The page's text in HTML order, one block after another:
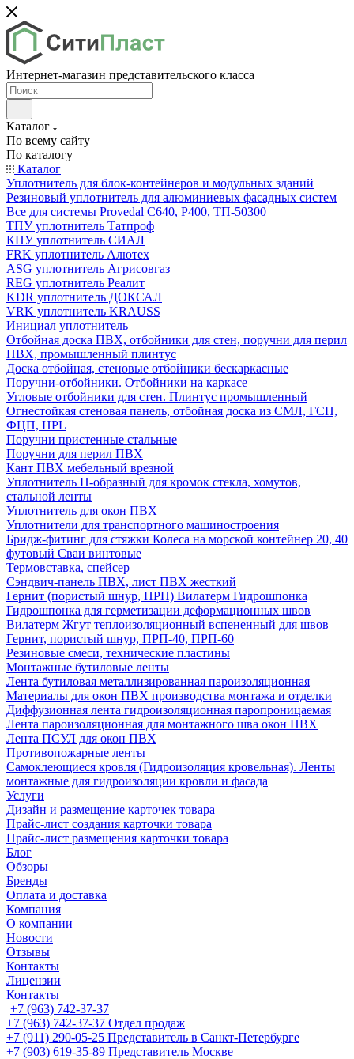
Интернет-магазин представительского класса
Каталог
По всему сайту
По каталогу
Каталог
Уплотнитель для блок-контейнеров и модульных зданий
Резиновый уплотнитель для алюминиевых фасадных систем
Все для системы Provedal С640, Р400, ТП-50300
ТПУ уплотнитель Татпроф
КПУ уплотнитель СИАЛ
FRK уплотнитель Алютех
ASG уплотнитель Агрисовгаз
REG уплотнитель Реалит
KDR уплотнитель ДОКСАЛ
VRK уплотнитель KRAUSS
Инициал уплотнитель
Отбойная доска ПВХ, отбойники для стен, поручни для перил
ПВХ, промышленный плинтус
Доска отбойная, стеновые отбойники бескаркасные
Поручни-отбойники. Отбойники на каркасе
Угловые отбойники для стен. Плинтус промышленный
Огнестойкая стеновая панель, отбойная доска из СМЛ, ГСП,
ФЦП, HPL
Поручни пристенные стальные
Поручни для перил ПВХ
Кант ПВХ мебельный врезной
Уплотнитель П-образный для кромок стекла, хомутов,
стальной ленты
Уплотнитель для окон ПВХ
Уплотнители для транспортного машиностроения
Бридж-фитинг для стяжки Колеса на морской контейнер 20, 40
футовый Сваи винтовые
Термовставка, спейсер
Сэндвич-панель ПВХ, лист ПВХ жесткий
Гернит (пористый шнур, ПРП) Вилатерм Гидрошпонка
Гидрошпонка для герметизации деформационных швов
Вилатерм Жгут теплоизоляционный вспененный для швов
Гернит, пористый шнур, ПРП-40, ПРП-60
Резиновые смеси, технические пластины
Монтажные бутиловые ленты
Лента бутиловая металлизированная пароизоляционная
Материалы для окон ПВХ производства монтажа и отделки
Диффузионная лента гидроизоляционная паропроницаемая
Лента пароизоляционная для монтажного шва окон ПВХ
Лента ПСУЛ для окон ПВХ
Противопожарные ленты
Самоклеющиеся кровля (Гидроизоляция кровельная). Ленты
монтажные для гидроизоляции кровли и фасада
Услуги
Дизайн и размещение карточек товара
Прайс-лист создания карточки товара
Прайс-лист размещения карточки товара
Блог
Обзоры
Бренды
Оплата и доставка
Компания
О компании
Новости
Отзывы
Контакты
Лицензии
Контакты
+7 (963) 742-37-37
+7 (963) 742-37-37 Отдел продаж
+7 (911) 290-05-25 Представитель в Санкт-Петербурге
+7 (903) 619-35-89 Представитель Москве